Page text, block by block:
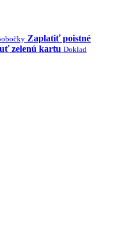
Zaplatiť poistné
zelenú kartu Doklad